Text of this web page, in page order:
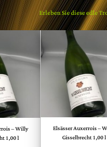
Erleben Sie diese edle
– Willy
1,00 l
Elsässer Auxerrois –
Gisselbrecht 1,00 l